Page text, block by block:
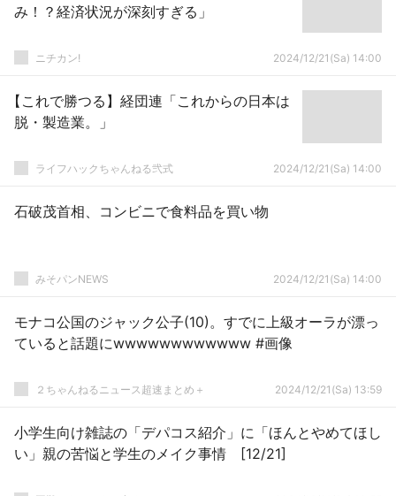
み！？経済状況が深刻すぎる」
ニチカン! 2024/12/21(Sa) 14:00
【これで勝つる】経団連「これからの日本は
脱・製造業。」
ライフハックちゃんねる弐式 2024/12/21(Sa) 14:00
石破茂首相、コンビニで食料品を買い物
みそパンNEWS 2024/12/21(Sa) 14:00
モナコ公国のジャック公子(10)。すでに上級オーラが漂っ
ていると話題にwwwwwwwwwwww #画像
２ちゃんねるニュース超速まとめ＋ 2024/12/21(Sa) 13:59
小学生向け雑誌の「デパコス紹介」に「ほんとやめてほし
い」親の苦悩と学生のメイク事情 [12/21]